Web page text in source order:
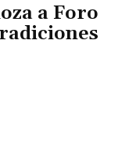
a Foro